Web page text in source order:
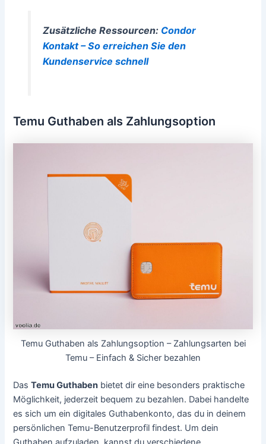
Zusätzliche Ressourcen: Condor
Kontakt – So erreichen Sie den
Kundenservice schnell
Temu Guthaben als Zahlungsoption
Temu Guthaben als Zahlungsoption – Zahlungsarten bei
Temu – Einfach & Sicher bezahlen
DasTemu Guthaben bietet dir eine besonders praktische
Möglichkeit, jederzeit bequem zu bezahlen. Dabei handelte
es sich um ein digitales Guthabenkonto, das du in deinem
persönlichen Temu-Benutzerprofil findest. Um dein